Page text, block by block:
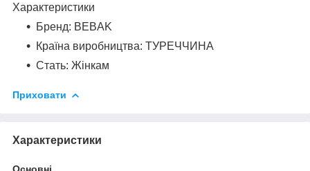
Характеристики
Бренд: BEBAK
Країна виробництва: ТУРЕЧЧИНА
Стать: Жінкам
Приховати
Характеристики
Основні